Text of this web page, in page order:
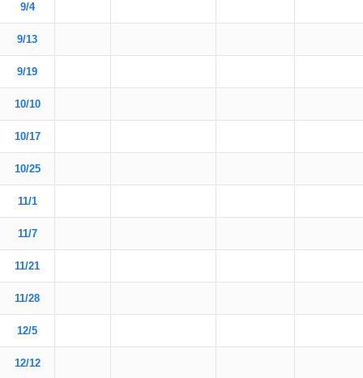
9/4
9/13
9/19
10/10
10/17
10/25
11/1
11/7
11/21
11/28
12/5
12/12